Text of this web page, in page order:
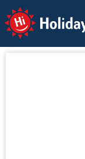
Holiday